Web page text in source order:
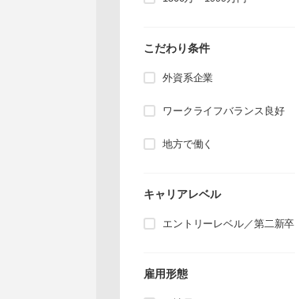
こだわり条件
外資系企業
ワークライフバランス良好
地方で働く
キャリアレベル
エントリーレベル／第二新卒
雇用形態